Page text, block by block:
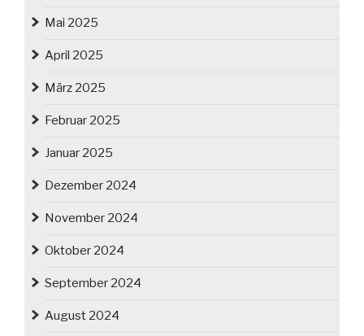
Mai 2025
April 2025
März 2025
Februar 2025
Januar 2025
Dezember 2024
November 2024
Oktober 2024
September 2024
August 2024